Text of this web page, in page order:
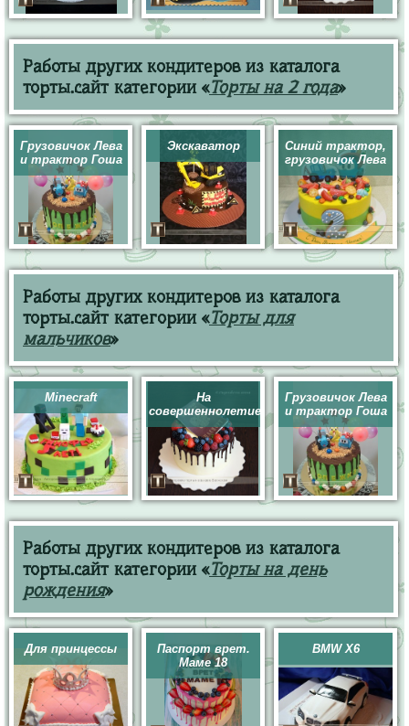
Работы других кондитеров из каталога
торты.сайт категории «Торты на 2 года»
Грузовичок Лева
и трактор Гоша
Экскаватор
Синий трактор,
грузовичок Лева
Работы других кондитеров из каталога
торты.сайт категории «Торты для
мальчиков»
Minecraft
На
совершеннолетие
Грузовичок Лева
и трактор Гоша
Работы других кондитеров из каталога
торты.сайт категории «Торты на день
рождения»
Для принцессы
Паспорт врет.
Маме 18
BMW X6